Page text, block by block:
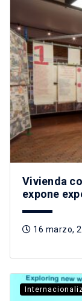
Vivienda
expone
16 marzo,